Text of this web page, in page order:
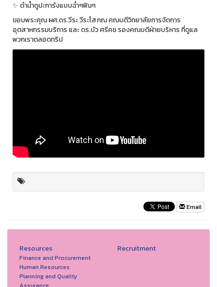
✨ ดำน้ำดูปะการังแบบฉ่ำๆฟินๆ
ขอบพระคุณ ผศ.ดร.วีระ วีระโสภณ คณบดีวิทยาลัยการจัดการ
อุตสาหกรรมบริการ และ ดร.บัว ศรีคช รองคณบดีฝ่ายบริหาร ที่ดูแล
พวกเราตลอดทริป
Email
Resources
Finance and Procurement
Human Resources
Planning and Quality
Recruitment